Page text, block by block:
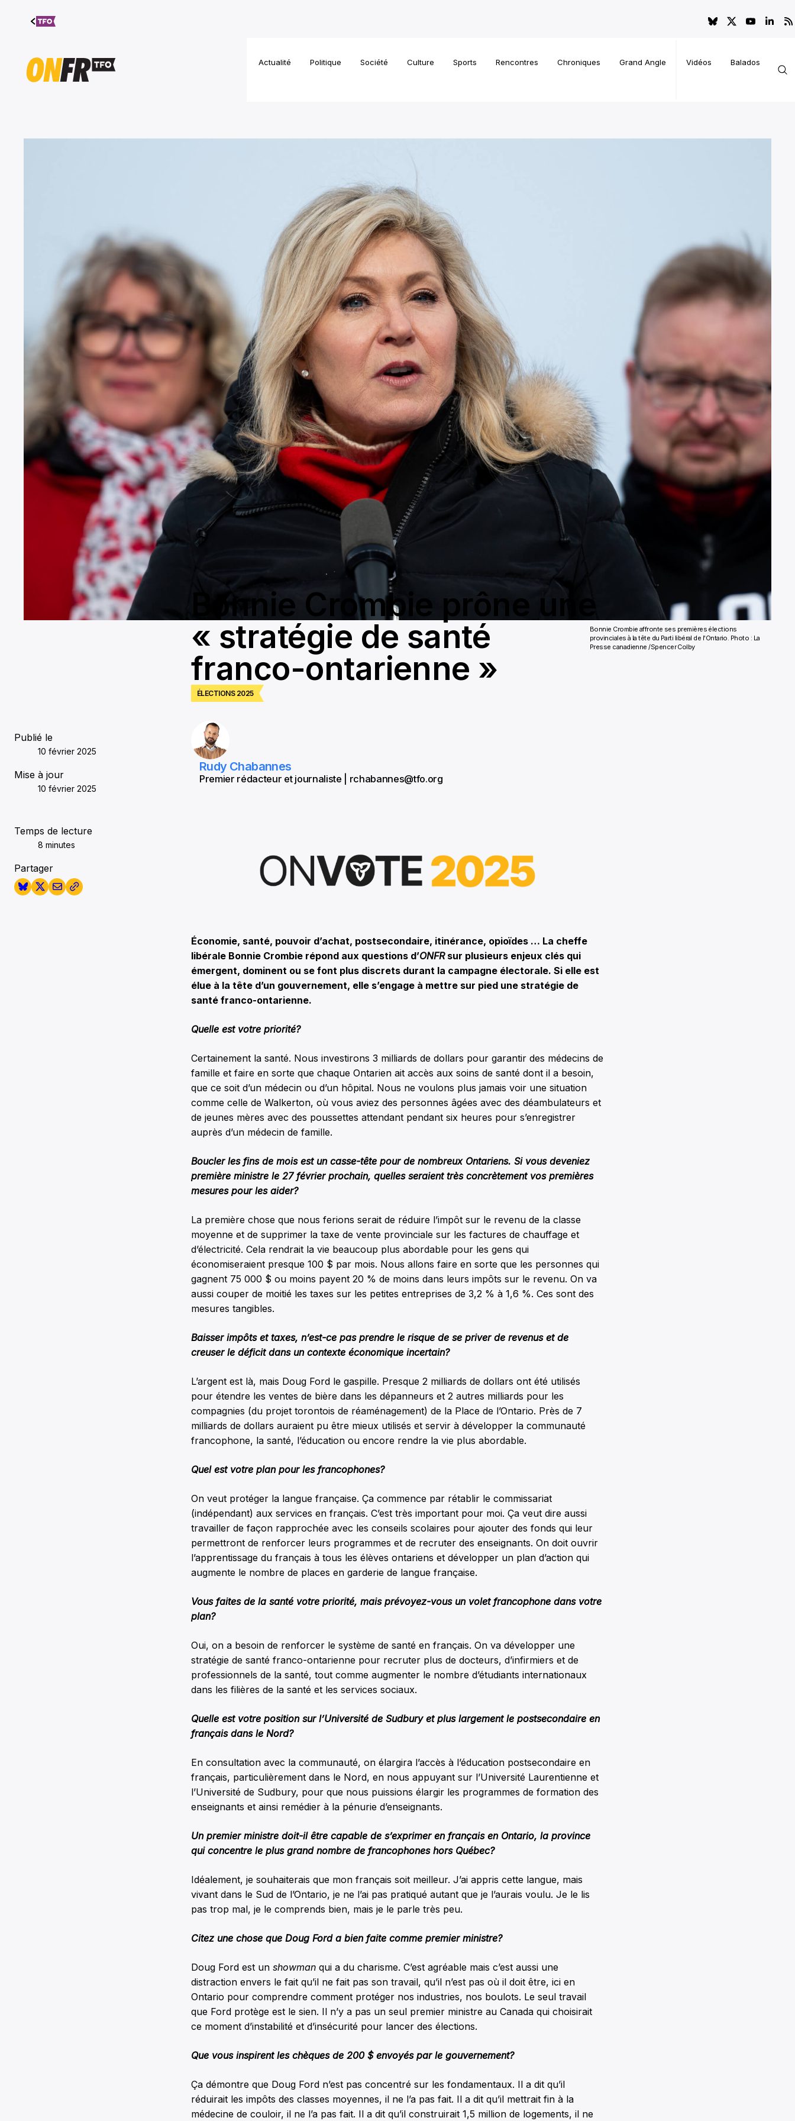
Aller au
contenu
Actualité Politique Société Culture Sports Rencontres Chroniques Grand Angle Vidéos Balados
Bonnie Crombie affronte ses premières élections
provinciales à la tête du Parti libéral de l'Ontario. Photo : La
Presse canadienne /Spencer Colby
ÉLECTIONS 2025
Bonnie Crombie prône une
« stratégie de santé
franco-ontarienne »
Publié le
10 février 2025
Mise à jour
10 février 2025
Temps de lecture
8 minutes
Partager
Rudy Chabannes
Premier rédacteur et journaliste | rchabannes@tfo.org
Économie, santé, pouvoir d’achat, postsecondaire, itinérance, opioïdes … La cheffe
libérale Bonnie Crombie répond aux questions d’ONFRsur plusieurs enjeux clés qui
émergent, dominent ou se font plus discrets durant la campagne électorale. Si elle est
élue à la tête d’un gouvernement, elle s’engage à mettre sur pied une stratégie de
santé franco-ontarienne.
Quelle est votre priorité?
Certainement la santé. Nous investirons 3 milliards de dollars pour garantir des médecins de
famille et faire en sorte que chaque Ontarien ait accès aux soins de santé dont il a besoin,
que ce soit d’un médecin ou d’un hôpital. Nous ne voulons plus jamais voir une situation
comme celle de Walkerton, où vous aviez des personnes âgées avec des déambulateurs et
de jeunes mères avec des poussettes attendant pendant six heures pour s’enregistrer
auprès d’un médecin de famille.
Boucler les fins de mois est un casse-tête pour de nombreux Ontariens. Si vous deveniez
première ministre le 27 février prochain, quelles seraient très concrètement vos premières
mesures pour les aider?
La première chose que nous ferions serait de réduire l’impôt sur le revenu de la classe
moyenne et de supprimer la taxe de vente provinciale sur les factures de chauffage et
d’électricité. Cela rendrait la vie beaucoup plus abordable pour les gens qui
économiseraient presque 100 $ par mois. Nous allons faire en sorte que les personnes qui
gagnent 75 000 $ ou moins payent 20 % de moins dans leurs impôts sur le revenu. On va
aussi couper de moitié les taxes sur les petites entreprises de 3,2 % à 1,6 %. Ces sont des
mesures tangibles.
Baisser impôts et taxes, n’est-ce pas prendre le risque de se priver de revenus et de
creuser le déficit dans un contexte économique incertain?
L’argent est là, mais Doug Ford le gaspille. Presque 2 milliards de dollars ont été utilisés
pour étendre les ventes de bière dans les dépanneurs et 2 autres milliards pour les
compagnies (du projet torontois de réaménagement) de la Place de l’Ontario. Près de 7
milliards de dollars auraient pu être mieux utilisés et servir à développer la communauté
francophone, la santé, l’éducation ou encore rendre la vie plus abordable.
Quel est votre plan pour les francophones?
On veut protéger la langue française. Ça commence par rétablir le commissariat
(indépendant) aux services en français. C’est très important pour moi. Ça veut dire aussi
travailler de façon rapprochée avec les conseils scolaires pour ajouter des fonds qui leur
permettront de renforcer leurs programmes et de recruter des enseignants. On doit ouvrir
l’apprentissage du français à tous les élèves ontariens et développer un plan d’action qui
augmente le nombre de places en garderie de langue française.
Vous faites de la santé votre priorité, mais prévoyez-vous un volet francophone dans votre
plan?
Oui, on a besoin de renforcer le système de santé en français. On va développer une
stratégie de santé franco-ontarienne pour recruter plus de docteurs, d’infirmiers et de
professionnels de la santé, tout comme augmenter le nombre d’étudiants internationaux
dans les filières de la santé et les services sociaux.
Quelle est votre position sur l’Université de Sudbury et plus largement le postsecondaire en
français dans le Nord?
En consultation avec la communauté, on élargira l’accès à l’éducation postsecondaire en
français, particulièrement dans le Nord, en nous appuyant sur l’Université Laurentienne et
l’Université de Sudbury, pour que nous puissions élargir les programmes de formation des
enseignants et ainsi remédier à la pénurie d’enseignants.
Un premier ministre doit-il être capable de s’exprimer en français en Ontario, la province
qui concentre le plus grand nombre de francophones hors Québec?
Idéalement, je souhaiterais que mon français soit meilleur. J’ai appris cette langue, mais
vivant dans le Sud de l’Ontario, je ne l’ai pas pratiqué autant que je l’aurais voulu. Je le lis
pas trop mal, je le comprends bien, mais je le parle très peu.
Citez une chose que Doug Ford a bien faite comme premier ministre?
Doug Ford est un showman qui a du charisme. C’est agréable mais c’est aussi une
distraction envers le fait qu’il ne fait pas son travail, qu’il n’est pas où il doit être, ici en
Ontario pour comprendre comment protéger nos industries, nos boulots. Le seul travail
que Ford protège est le sien. Il n’y a pas un seul premier ministre au Canada qui choisirait
ce moment d’instabilité et d’insécurité pour lancer des élections.
Que vous inspirent les chèques de 200 $ envoyés par le gouvernement?
Ça démontre que Doug Ford n’est pas concentré sur les fondamentaux. Il a dit qu’il
réduirait les impôts des classes moyennes, il ne l’a pas fait. Il a dit qu’il mettrait fin à la
médecine de couloir, il ne l’a pas fait. Il a dit qu’il construirait 1,5 million de logements, il ne